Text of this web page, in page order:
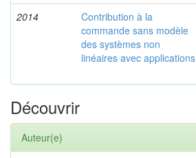
2014
Contribution à la
commande sans modèle
des systèmes non
linéaires avec applications
Découvrir
Auteur(e)